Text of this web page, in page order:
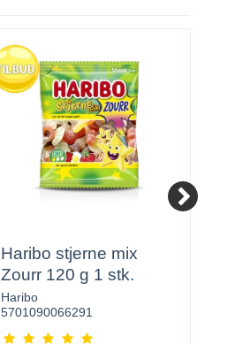
Haribo stjerne mix
Zourr 120 g 1 stk.
Haribo
5701090066291